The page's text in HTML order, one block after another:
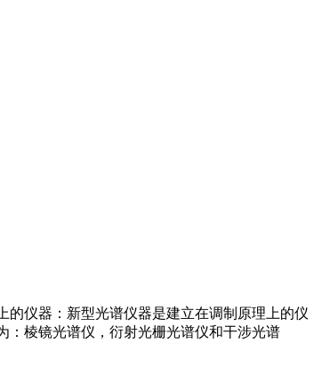
仪器：新型光谱仪器是建立在调制原理上的仪
：棱镜光谱仪，衍射光栅光谱仪和干涉光谱